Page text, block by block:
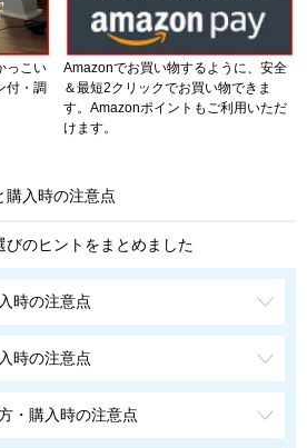
っこい
付・調
Amazonでお買い物するように、安全
＆最短2クリックでお買い物できま
す。Amazonポイントもご利用いただ
けます。
購入時の注意点
のヒントをまとめました
時の注意点
時の注意点
・購入時の注意点